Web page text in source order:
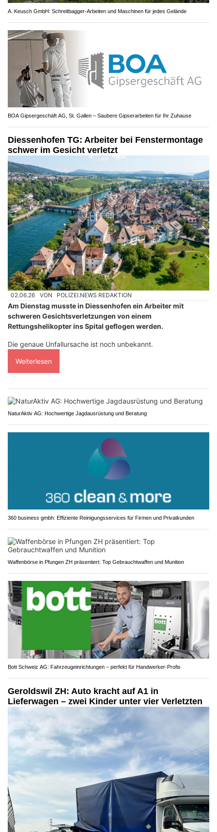
A. Keusch GmbH: Schreitbagger-Arbeiten und Maschinen für jedes Gelände
BOA Gipsergeschäft AG, St. Gallen – Saubere Gipserarbeiten für Ihr Zuhause
Diessenhofen TG: Arbeiter bei Fenstermontage
schwer im Gesicht verletzt
02.06.26 VON POLIZEI.NEWS REDAKTION
Am Dienstag musste in Diessenhofen ein Arbeiter mit
schweren Gesichtsverletzungen von einem
Rettungshelikopter ins Spital geflogen werden.
Die genaue Unfallursache ist noch unbekannt.
Weiterlesen
NaturAktiv AG: Hochwertige Jagdausrüstung und Beratung
360 business gmbh: Effiziente Reinigungsservices für Firmen und Privatkunden
Waffenbörse in Pfungen ZH präsentiert: Top Gebrauchtwaffen und Munition
Bott Schweiz AG: Fahrzeugeinrichtungen – perfekt für Handwerker-Profis
Geroldswil ZH: Auto kracht auf A1 in
Lieferwagen – zwei Kinder unter vier Verletzten